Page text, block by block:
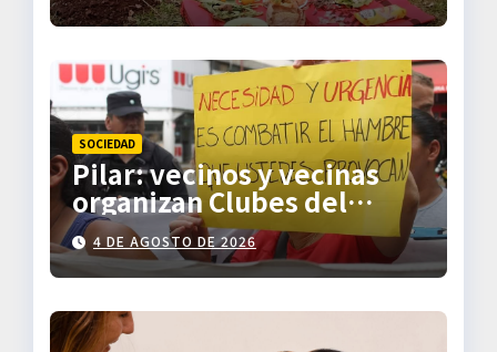
SOCIEDAD
Pilar: vecinos y vecinas
organizan Clubes del
Trueque
4 DE AGOSTO DE 2026